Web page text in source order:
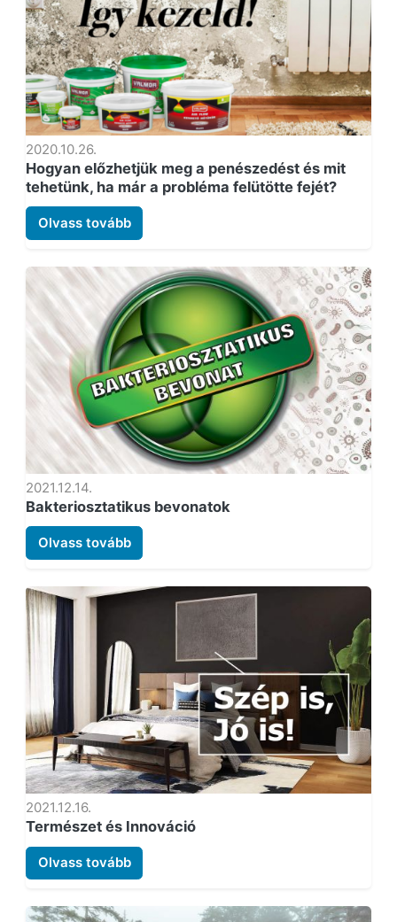
2020.10.26.
Hogyan előzhetjük meg a penészedést és mit
tehetünk, ha már a probléma felütötte fejét?
Olvass tovább
2021.12.14.
Bakteriosztatikus bevonatok
Olvass tovább
2021.12.16.
Természet és Innováció
Olvass tovább